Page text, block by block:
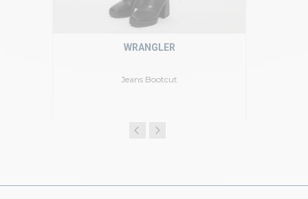
Jeans Bootcut
WRANGLER